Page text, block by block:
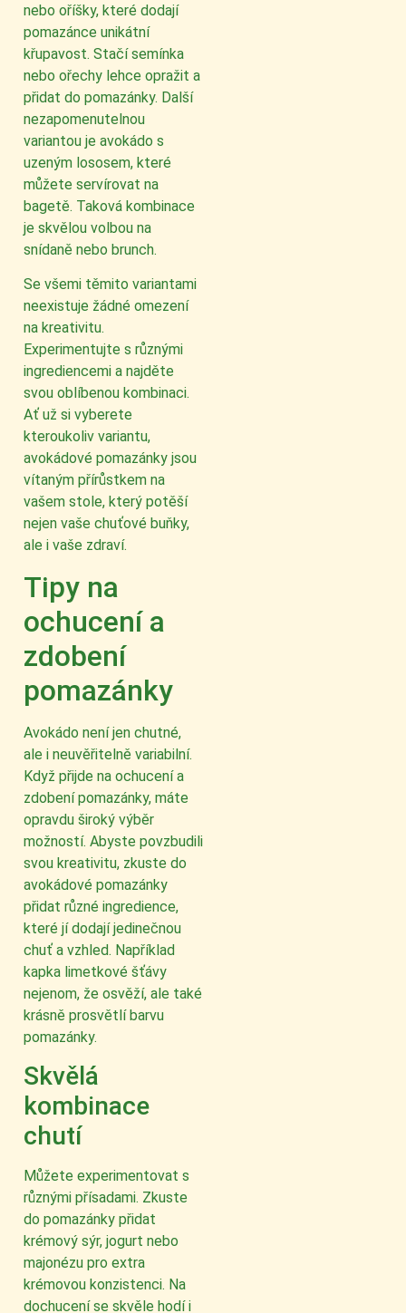
nebo oříšky, které dodají
pomazánce unikátní
křupavost. Stačí semínka
nebo ořechy lehce opražit a
přidat do pomazánky. Další
nezapomenutelnou
variantou je avokádo s
uzeným lososem, které
můžete servírovat na
bagetě. Taková kombinace
je skvělou volbou na
snídaně nebo brunch.
Se všemi těmito variantami
neexistuje žádné omezení
na kreativitu.
Experimentujte s různými
ingrediencemi a najděte
svou oblíbenou kombinaci.
Ať už si vyberete
kteroukoliv variantu,
avokádové pomazánky jsou
vítaným přírůstkem na
vašem stole, který potěší
nejen vaše chuťové buňky,
ale i vaše zdraví.
Tipy na
ochucení a
zdobení
pomazánky
Avokádo není jen chutné,
ale i neuvěřitelně variabilní.
Když přijde na ochucení a
zdobení pomazánky, máte
opravdu široký výběr
možností. Abyste povzbudili
svou kreativitu, zkuste do
avokádové pomazánky
přidat různé ingredience,
které jí dodají jedinečnou
chuť a vzhled. Například
kapka limetkové šťávy
nejenom, že osvěží, ale také
krásně prosvětlí barvu
pomazánky.
Skvělá
kombinace
chutí
Můžete experimentovat s
různými přísadami. Zkuste
do pomazánky přidat
krémový sýr, jogurt nebo
majonézu pro extra
krémovou konzistenci. Na
dochucení se skvěle hodí i